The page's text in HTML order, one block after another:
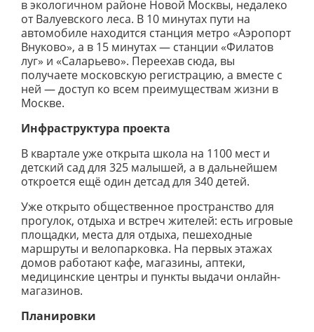
в экологичном районе Новой Москвы, недалеко
от Валуевского леса. В 10 минутах пути на
автомобиле находится станция метро «Аэропорт
Внуково», а в 15 минутах — станции «Филатов
луг» и «Саларьево». Переехав сюда, вы
получаете московскую регистрацию, а вместе с
ней — доступ ко всем преимуществам жизни в
Москве.
Инфраструктура проекта
В квартале уже открыта школа на 1100 мест и
детский сад для 325 малышей, а в дальнейшем
откроется ещё один детсад для 340 детей.
Уже открыто общественное пространство для
прогулок, отдыха и встреч жителей: есть игровые
площадки, места для отдыха, пешеходные
маршруты и велопарковка. На первых этажах
домов работают кафе, магазины, аптеки,
медицинские центры и пункты выдачи онлайн-
магазинов.
Планировки